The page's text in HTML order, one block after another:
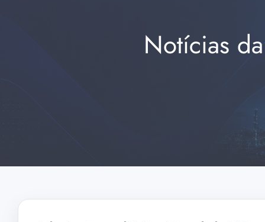
Notícias